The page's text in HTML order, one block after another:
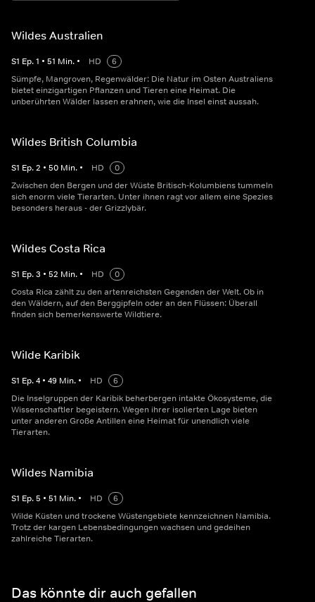
Wildes Australien
S1 Ep.1 • 51 Min. • HD
6
Sümpfe, Mangroven, Regenwälder: Die Natur im Osten Australiens
bietet einzigartigen Pflanzen und Tieren eine Heimat. Die
unberührten Wälder lassen erahnen, wie die Insel einst aussah.
Wildes British Columbia
S1 Ep.2 • 50 Min. • HD
0
Zwischen den Bergen und der Wüste Britisch-Kolumbiens tummeln
sich enorm viele Tierarten. Unter ihnen ragt vor allem eine Spezies
besonders heraus - der Grizzlybär.
Wildes Costa Rica
S1 Ep.3 • 52 Min. • HD
0
Costa Rica zählt zu den artenreichsten Gegenden der Welt. Ob in
den Wäldern, auf den Berggipfeln oder an den Flüssen: Überall
finden sich bemerkenswerte Wildtiere.
Wilde Karibik
S1 Ep.4 • 49 Min. • HD
6
Die Inselgruppen der Karibik beherbergen intakte Ökosysteme, die
Wissenschaftler begeistern. Wegen ihrer isolierten Lage bieten
unter anderen Große Antillen eine Heimat für unendlich viele
Tierarten.
Wildes Namibia
S1 Ep.5 • 51 Min. • HD
6
Wilde Küsten und trockene Wüstengebiete kennzeichnen Namibia.
Trotz der kargen Lebensbedingungen wachsen und gedeihen
zahlreiche Tierarten.
Das könnte dir auch gefallen